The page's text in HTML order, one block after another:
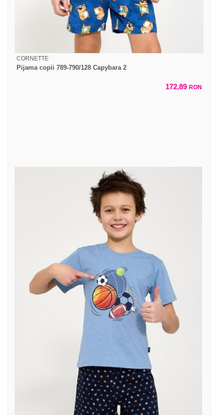
CORNETTE
Pijama copii 789-790/128 Capybara 2
172,89 RON